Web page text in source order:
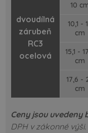
dvoudílná
zárubeň
RC3
ocelová
10
10,1 -
cm
15,1 -
cm
17,6 -
cm
Ceny jsou uvedeny
DPH v zákonné výši.